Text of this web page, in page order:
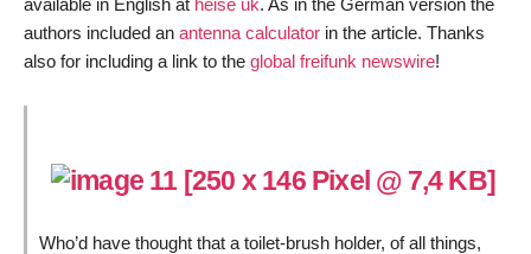
available in English at heise uk. As in the German version the
authors included an antenna calculator in the article. Thanks
also for including a link to the global freifunk newswire!
Who’d have thought that a toilet-brush holder, of all things,